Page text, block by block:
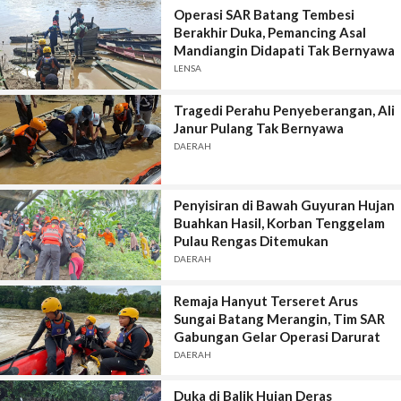
Operasi SAR Batang Tembesi
Berakhir Duka, Pemancing Asal
Mandiangin Didapati Tak Bernyawa
LENSA
Tragedi Perahu Penyeberangan, Ali
Janur Pulang Tak Bernyawa
DAERAH
Penyisiran di Bawah Guyuran Hujan
Buahkan Hasil, Korban Tenggelam
Pulau Rengas Ditemukan
DAERAH
Remaja Hanyut Terseret Arus
Sungai Batang Merangin, Tim SAR
Gabungan Gelar Operasi Darurat
DAERAH
Duka di Balik Hujan Deras